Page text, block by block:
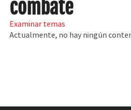
combate
Examinar temas
Actualmente, no hay ningún